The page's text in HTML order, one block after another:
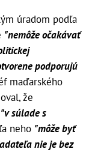
úradom podľa
"nemôže očakávať
podporujú
maďarského
že
"v súlade s
neho "môže byť
nie je bez